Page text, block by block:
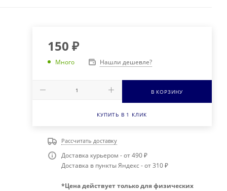
150 ₽
Много Нашли дешевле?
В КОРЗИНУ
КУПИТЬ В 1 КЛИК
Рассчитать доставку
Доставка курьером - от 490 ₽
Доставка в пункты Яндекс - от 310 ₽
*Цена действует только для физических